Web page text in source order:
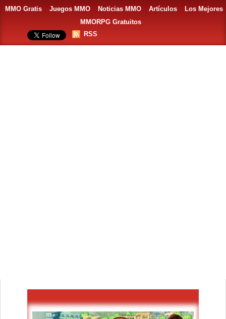
MMO Gratis Juegos MMO Noticias MMO Artículos
Los Mejores
MMORPG Gratuitos
RSS